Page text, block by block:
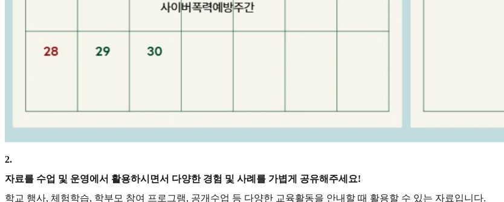
2.
자료를 수업 및 운영에서 활용하시면서 다양한 경험 및 사례를 가볍게 공유해주세요!
학교 행사, 체험학습, 학부모 참여 프로그램, 공개수업 등 다양한 교육활동을 안내할 때 활용할 수 있는 자료입니다.